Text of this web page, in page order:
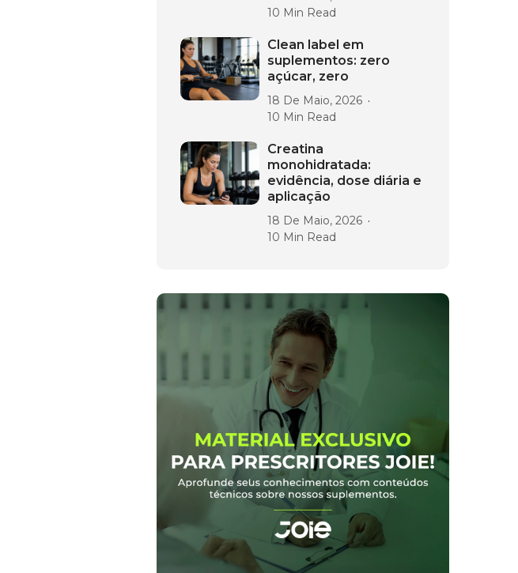
10 Min Read
Clean label em
suplementos: zero
açúcar, zero
18 De Maio, 2026
10 Min Read
Creatina
monohidratada:
evidência, dose diária e
aplicação
18 De Maio, 2026
10 Min Read